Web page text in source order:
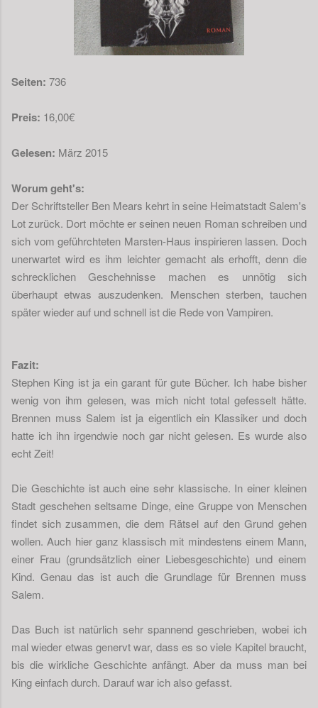
Seiten: 736
Preis: 16,00€
Gelesen: März 2015
Worum geht's:
Der Schriftsteller Ben Mears kehrt in seine Heimatstadt Salem's
Lot zurück. Dort möchte er seinen neuen Roman schreiben und
sich vom geführchteten Marsten-Haus inspirieren lassen. Doch
unerwartet wird es ihm leichter gemacht als erhofft, denn die
schrecklichen Geschehnisse machen es unnötig sich
überhaupt etwas auszudenken. Menschen sterben, tauchen
später wieder auf und schnell ist die Rede von Vampiren.
Fazit:
Stephen King ist ja ein garant für gute Bücher. Ich habe bisher
wenig von ihm gelesen, was mich nicht total gefesselt hätte.
Brennen muss Salem ist ja eigentlich ein Klassiker und doch
hatte ich ihn irgendwie noch gar nicht gelesen. Es wurde also
echt Zeit!
Die Geschichte ist auch eine sehr klassische. In einer kleinen
Stadt geschehen seltsame Dinge, eine Gruppe von Menschen
findet sich zusammen, die dem Rätsel auf den Grund gehen
wollen. Auch hier ganz klassisch mit mindestens einem Mann,
einer Frau (grundsätzlich einer Liebesgeschichte) und einem
Kind. Genau das ist auch die Grundlage für Brennen muss
Salem.
Das Buch ist natürlich sehr spannend geschrieben, wobei ich
mal wieder etwas genervt war, dass es so viele Kapitel braucht,
bis die wirkliche Geschichte anfängt. Aber da muss man bei
King einfach durch. Darauf war ich also gefasst.